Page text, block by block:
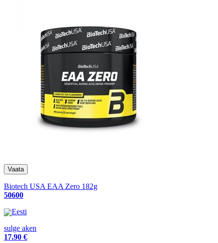
Biotech USA EAA Zero 182g
50600
Eesti
sulge aken
17.90 €